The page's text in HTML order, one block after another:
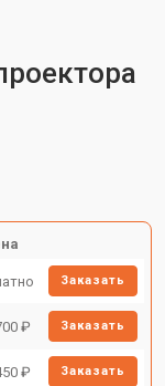
Заказать
₽ Заказать
₽ Заказать